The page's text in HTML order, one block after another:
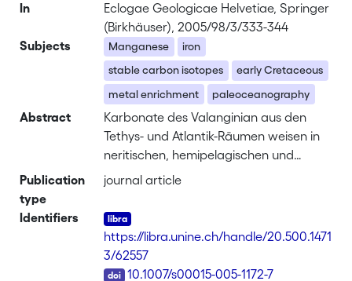
In
Eclogae Geologicae Helvetiae, Springer
(Birkhäuser), 2005/98/3/333-344
Subjects
Manganese
iron
stable carbon isotopes
early Cretaceous
metal enrichment
paleoceanography
Abstract
Karbonate des Valanginian aus den
Tethys- und Atlantik-Räumen weisen in
neritischen, hemipelagischen und
pelagischen Abfolgen eine markante,
δ<sup>13</sup>C = 1.5‰-2‰) auf.
Diese Exkursion wird auf eine
grossräumige Änderung im globalen
Kohlenstoff-Budget zurückgeführt,
Publication
type
journal article
Identifiers
https://libra.unine.ch/handle/20.500.1471
3/62557
10.1007/s00015-005-1172-7